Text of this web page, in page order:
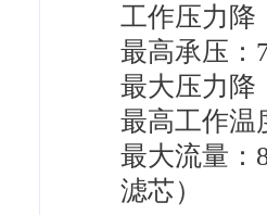
工作压力降
最高承压：
最大压力降
最高工作温
最大流量：
滤芯）